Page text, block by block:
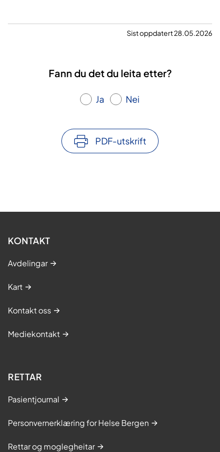
Sist oppdatert 28.05.2026
Fann du det du leita etter?
Ja Nei
PDF-utskrift
KONTAKT
Avdelingar
Kart
Kontakt oss
Mediekontakt
RETTAR
Pasientjournal
Personvernerklæring for Helse Bergen
Rettar og moglegheitar